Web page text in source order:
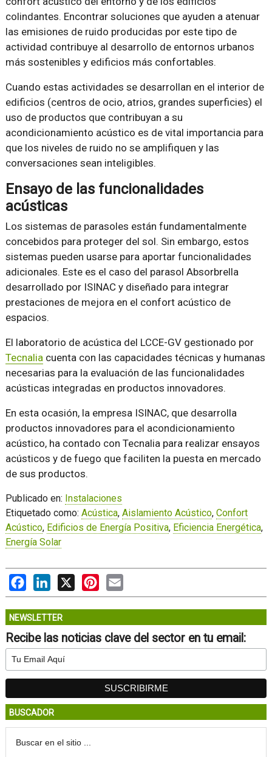
colindantes. Encontrar soluciones que ayuden a atenuar
las emisiones de ruido producidas por este tipo de
actividad contribuye al desarrollo de entornos urbanos
más sostenibles y edificios más confortables.
Cuando estas actividades se desarrollan en el interior de
edificios (centros de ocio, atrios, grandes superficies) el
uso de productos que contribuyan a su
acondicionamiento acústico es de vital importancia para
que los niveles de ruido no se amplifiquen y las
conversaciones sean inteligibles.
Ensayo de las funcionalidades
acústicas
Los sistemas de parasoles están fundamentalmente
concebidos para proteger del sol. Sin embargo, estos
sistemas pueden usarse para aportar funcionalidades
adicionales. Este es el caso del parasol Absorbrella
desarrollado por ISINAC y diseñado para integrar
prestaciones de mejora en el confort acústico de
espacios.
El laboratorio de acústica del LCCE-GV gestionado por
Tecnalia cuenta con las capacidades técnicas y humanas
necesarias para la evaluación de las funcionalidades
acústicas integradas en productos innovadores.
En esta ocasión, la empresa ISINAC, que desarrolla
productos innovadores para el acondicionamiento
acústico, ha contado con Tecnalia para realizar ensayos
acústicos y de fuego que faciliten la puesta en mercado
de sus productos.
Publicado en: Instalaciones
Etiquetado como: Acústica, Aislamiento Acústico, Confort
Acústico, Edificios de Energía Positiva, Eficiencia Energética,
Energía Solar
FacebookLinkedIn
X PinterestEmail
NEWSLETTER
Recibe las noticias clave del sector en tu email:
BUSCADOR